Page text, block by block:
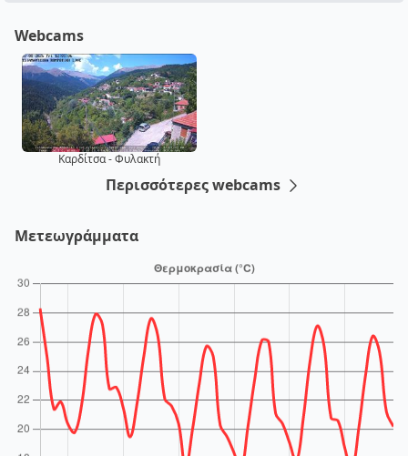
Webcams
Καρδίτσα - Φυλακτή
Περισσότερες webcams
Μετεωγράμματα